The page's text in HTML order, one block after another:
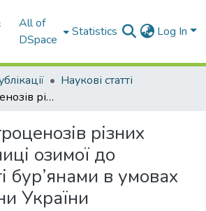
All of
DSpace
Statistics Log In
Наукові статті
Стійкість агроценозів різних сортів пшениці озимої до засміченості бур’янами в умовах степової зони України
різних
озимої до
бур’янами в умовах
України